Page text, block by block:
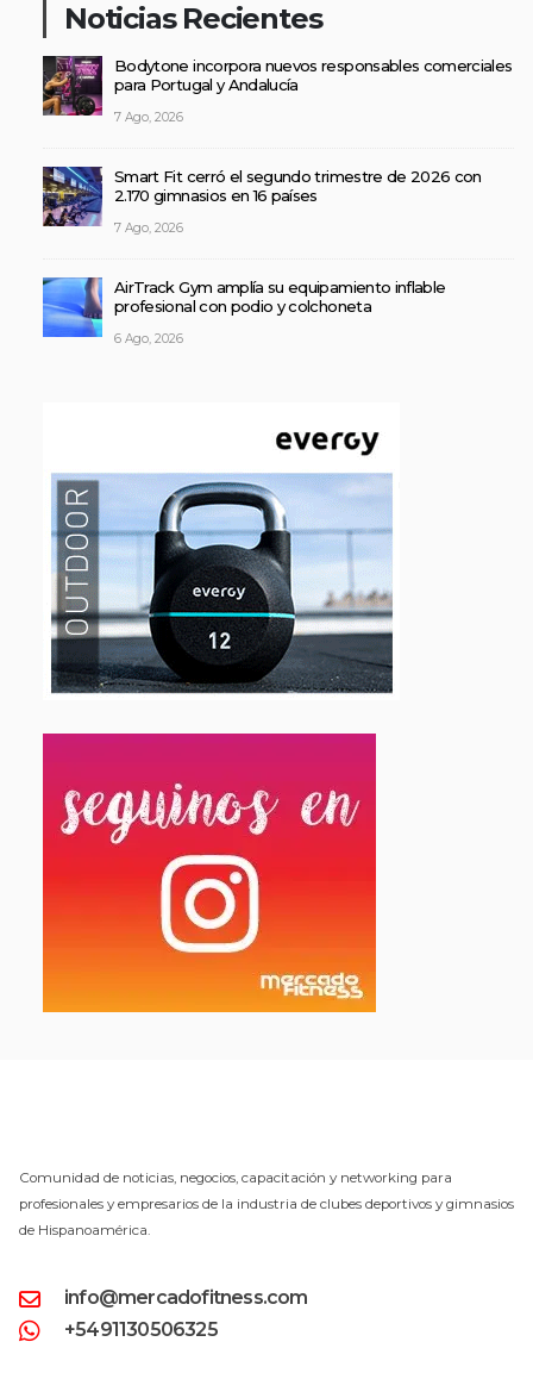
Noticias Recientes
Bodytone incorpora nuevos responsables comerciales
para Portugal y Andalucía
7 Ago, 2026
Smart Fit cerró el segundo trimestre de 2026 con
2.170 gimnasios en 16 países
7 Ago, 2026
AirTrack Gym amplía su equipamiento inflable
profesional con podio y colchoneta
6 Ago, 2026
Comunidad de noticias, negocios, capacitación y networking para
profesionales y empresarios de la industria de clubes deportivos y gimnasios
de Hispanoamérica.
info@mercadofitness.com
+5491130506325